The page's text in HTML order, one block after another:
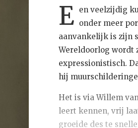
E en veelzijdig
onder meer
aanvankelijk is zijn
Wereldoorlog wordt
expressionistisch.
hij
Het is via Willem
leert kennen, vrij
groeide des te